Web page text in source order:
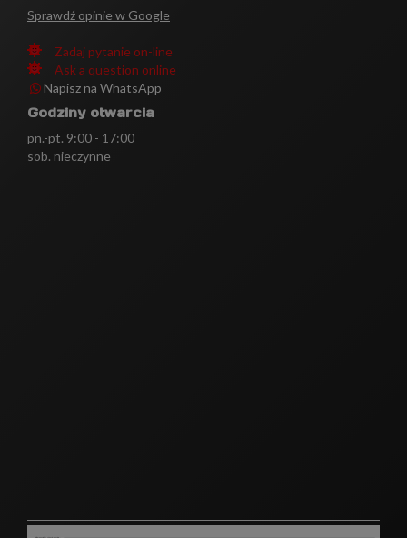
Sprawdź opinie w Google
Zadaj pytanie on-line
Ask a question online
Napisz na WhatsApp
Godziny otwarcia
pn.-pt. 9:00 - 17:00
sob. nieczynne